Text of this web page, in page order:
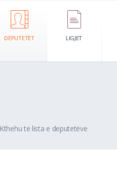
DEPUTETËT LIGJET
Kthehu te lista e deputetëve